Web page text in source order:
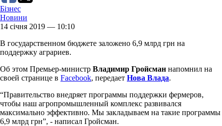
Бізнес
Новини
14 січня 2019 — 10:10
В государственном бюджете заложено 6,9 млрд грн на
поддержку аграриев.
Об этом Премьер-министр Владимир Гройсман напомнил на
своей странице в Facebook, передает Нова Влада.
“Правительство внедряет программы поддержки фермеров,
чтобы наш агропромышленный комплекс развивался
максимально эффективно. Мы закладываем на такие программы
6,9 млрд грн”, - написал Гройсман.